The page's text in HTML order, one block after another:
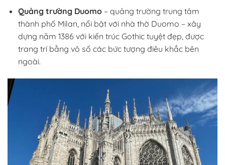
Quảng trường Duomo– quảng trường trung tâm
thành phố Milan, nổi bật với nhà thờ Duomo – xây
dựng năm 1386 với kiến trúc Gothic tuyệt đẹp, được
trang trí bằng vô số các bức tượng điêu khắc bên
ngoài.